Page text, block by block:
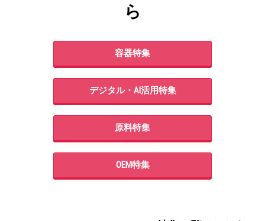
ら
容器特集
デジタル・AI活用特集
原料特集
OEM特集